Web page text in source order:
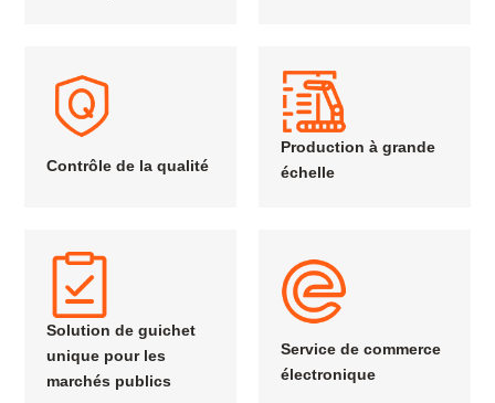
Contrôle de la qualité
Production à grande
échelle
Solution de guichet
unique pour les
marchés publics
Service de commerce
électronique